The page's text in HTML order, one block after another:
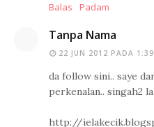
Balas
Padam
Tanpa Nama
22 JUN 2012 PADA 1:39
da follow sini.. saye
perkenalan.. singah2
http://